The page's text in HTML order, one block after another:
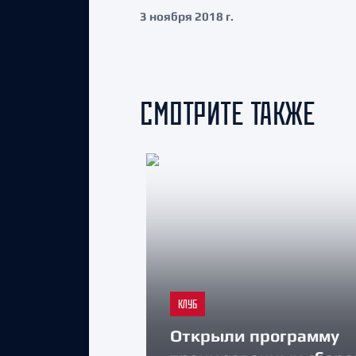
3 ноября 2018 г.
СМОТРИТЕ ТАКЖЕ
КЛУБ
Открыли программу